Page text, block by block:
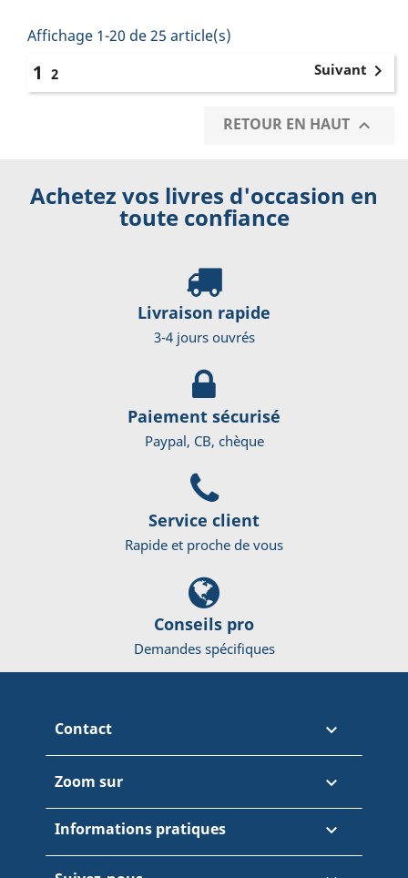
Affichage 1-20 de 25 article(s)
1 2 Suivant 
RETOUR EN HAUT 
Achetez vos livres d'occasion en
toute confiance
Livraison rapide
3-4 jours ouvrés
Paiement sécurisé
Paypal, CB, chèque
Service client
Rapide et proche de vous
Conseils pro
Demandes spécifiques
Contact 
Zoom sur 
Informations pratiques 